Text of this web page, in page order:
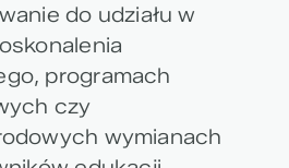
do udziału w
programach
czy
wymianach